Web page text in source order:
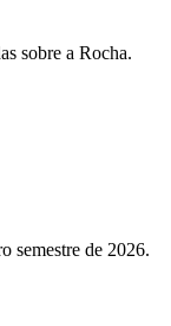
sobre a Rocha.
semestre de 2026.